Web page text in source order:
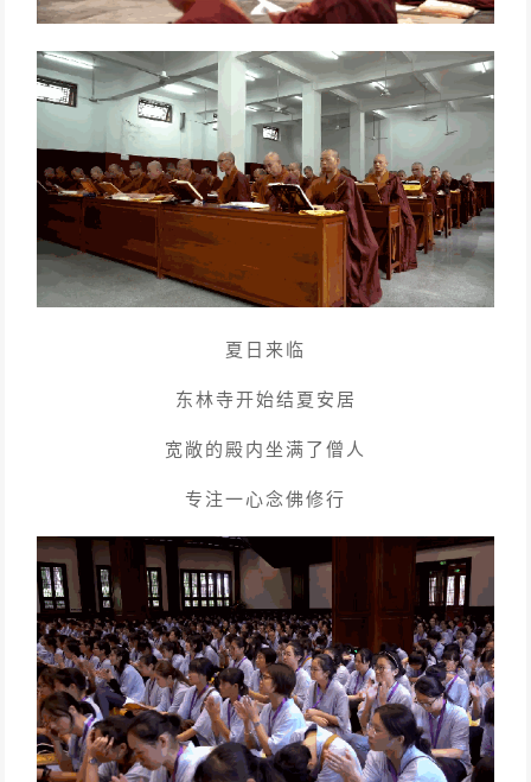
夏日来临
东林寺开始结夏安居
宽敞的殿内坐满了僧人
专注一心念佛修行